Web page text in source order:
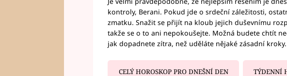
kontroly, Berani. Pokud jde o srdeční záležitosti,
zmatku. Snažit se přijít na kloub jejich duševnímu
takže se o to ani nepokoušejte. Možná budete chtít
jak dopadnete zítra, než uděláte nějaké zásadní kroky.
CELÝ HOROSKOP PRO DNEŠNÍ DEN TÝDENNÍ